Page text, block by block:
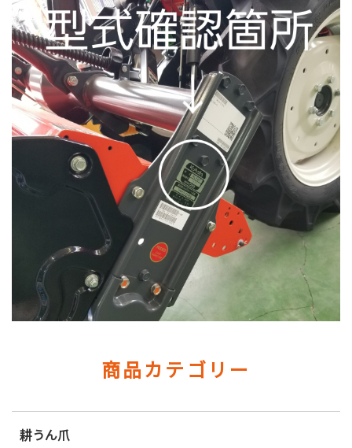
商品カテゴリー
耕うん爪